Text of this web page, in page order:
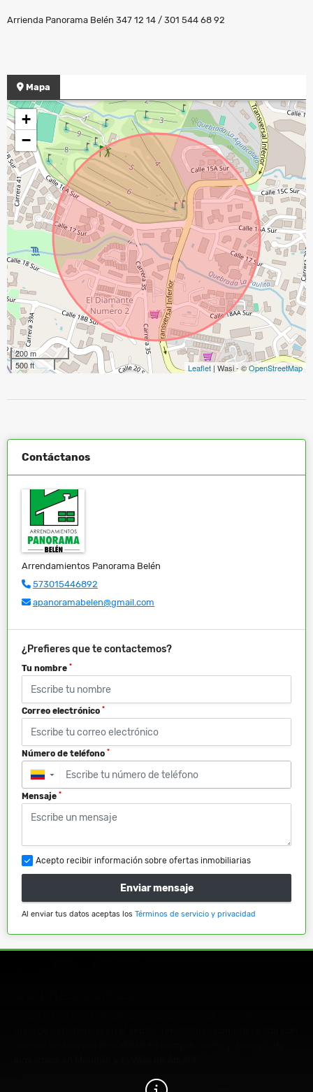
Arrienda Panorama Belén 347 12 14 / 301 544 68 92
Mapa
+
−
200 m
500 ft
Leaflet | Wasi - ©OpenStreetMap
Contáctanos
Arrendamientos Panorama Belén
573015446892
apanoramabelen@gmail.com
¿Prefieres que te contactemos?
Tu nombre *
Correo electrónico *
Número de teléfono *
▼
Mensaje *
Acepto recibir información sobre ofertas inmobiliarias
Enviar mensaje
Al enviar tus datos aceptas los Términos de servicio y privacidad